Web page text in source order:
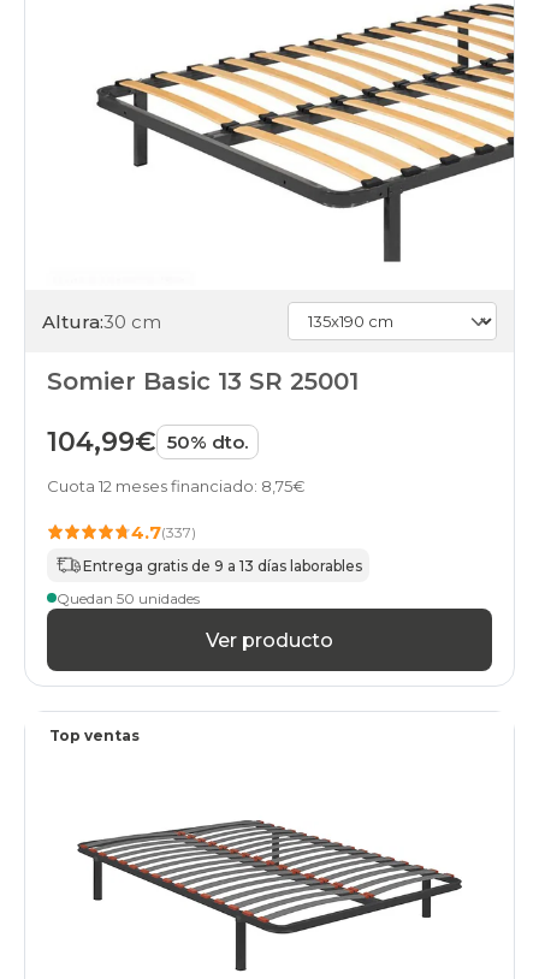
Altura:30 cm
Somier Basic 13 SR 25001
104,99€ 50% dto.
Cuota 12 meses financiado: 8,75€
4.7(337)
Entrega gratis de 9 a 13 días laborables
Quedan 50 unidades
Ver producto
Top ventas